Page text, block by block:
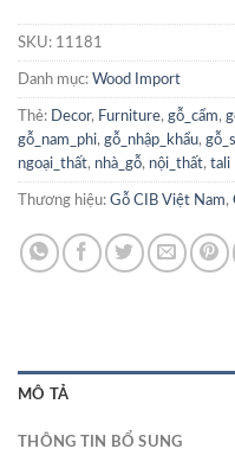
SKU: 11181
Danh mục: Wood Import
Thẻ: Decor, Furniture, gỗ_cẩm,
gỗ_nam_phi, gỗ_nhập_khẩu,
ngoại_thất, nhà_gỗ, nội_thất, tali
Thương hiệu: Gỗ CIB Việt Nam,
MÔ TẢ
THÔNG TIN BỔ SUNG